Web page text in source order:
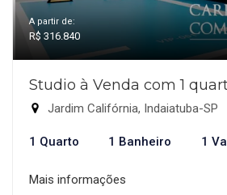
A partir de:
R$ 316.840
Studio à Venda com 1
Jardim Califórnia, Indaiatuba-SP
1 Quarto 1 Banheiro 1
Mais informações